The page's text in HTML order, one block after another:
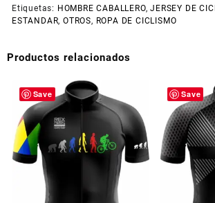
Etiquetas: HOMBRE CABALLERO,JERSEY DE
ESTANDAR,OTROS, ROPA DE CICLISMO
Productos relacionados
Save Save